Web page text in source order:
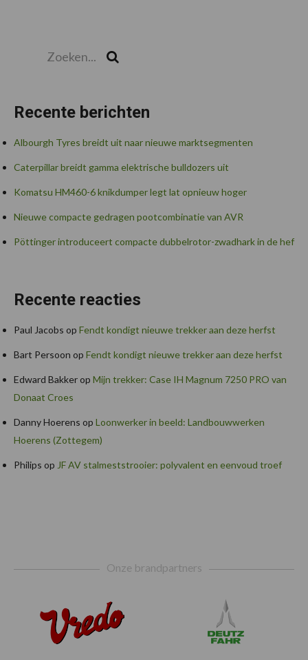
Recente berichten
Albourgh Tyres breidt uit naar nieuwe marktsegmenten
Caterpillar breidt gamma elektrische bulldozers uit
Komatsu HM460-6 knikdumper legt lat opnieuw hoger
Nieuwe compacte gedragen pootcombinatie van AVR
Pöttinger introduceert compacte dubbelrotor-zwadhark in de hef
Recente reacties
Paul Jacobs op Fendt kondigt nieuwe trekker aan deze herfst
Bart Persoon op Fendt kondigt nieuwe trekker aan deze herfst
Edward Bakkerop Mijn trekker: Case IH Magnum 7250 PRO van
Donaat Croes
Danny Hoerens op Loonwerker in beeld: Landbouwwerken
Hoerens (Zottegem)
Philips op JF AV stalmeststrooier: polyvalent en eenvoud troef
Onze brandpartners